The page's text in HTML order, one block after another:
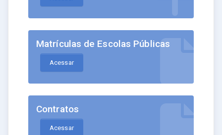
Matrículas de Escolas Públicas
Acessar
Contratos
Acessar